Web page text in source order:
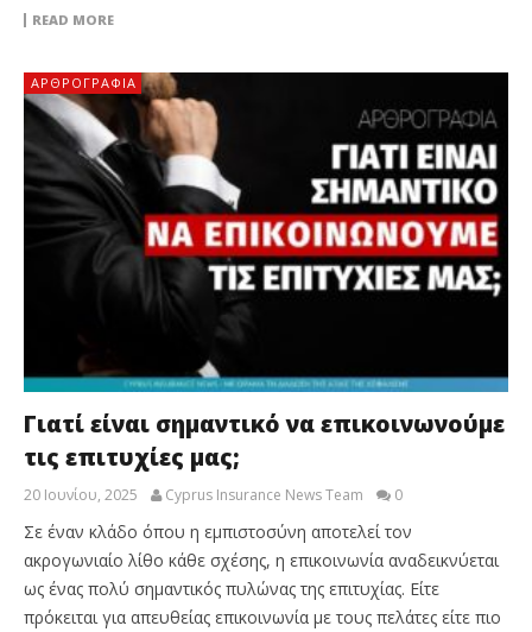
READ MORE
ΑΡΘΡΟΓΡΑΦΊΑ
Γιατί είναι σημαντικό να επικοινωνούμε
τις επιτυχίες μας;
20 Ιουνίου, 2025 Cyprus Insurance News Team 0
Σε έναν κλάδο όπου η εμπιστοσύνη αποτελεί τον
ακρογωνιαίο λίθο κάθε σχέσης, η επικοινωνία αναδεικνύεται
ως ένας πολύ σημαντικός πυλώνας της επιτυχίας. Είτε
πρόκειται για απευθείας επικοινωνία με τους πελάτες είτε πιο